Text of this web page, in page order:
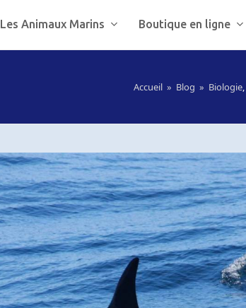
Les Animaux Marins Boutique en ligne
Accueil » Blog » Biologie,